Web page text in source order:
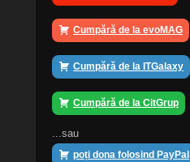
Cumpără de la evoMAG
Cumpără de la ITGalaxy
Cumpără de la CitGrup
...sau
poți dona folosind PayPal